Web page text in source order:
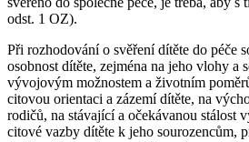
odst. 1 OZ).
Při rozhodování o svěření dítěte do péče
osobnost dítěte, zejména na jeho vlohy a
vývojovým možnostem a životním
citovou orientaci a zázemí dítěte, na
rodičů, na stávající a očekávanou stálost
citové vazby dítěte k jeho sourozencům,